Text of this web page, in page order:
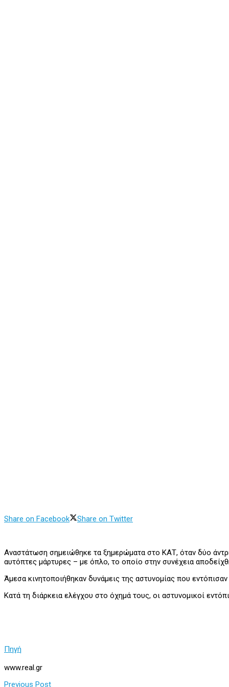
Share on Facebook Share on Twitter
Αναστάτωση σημειώθηκε τα ξημερώματα στο ΚΑΤ, όταν δύο
αυτόπτες μάρτυρες – με όπλο, το οποίο στην συνέχεια
Άμεσα κινητοποιήθηκαν δυνάμεις της αστυνομίας που
Κατά τη διάρκεια ελέγχου στο όχημά τους, οι αστυνομικοί
Πηγή
www.real.gr
Previous Post